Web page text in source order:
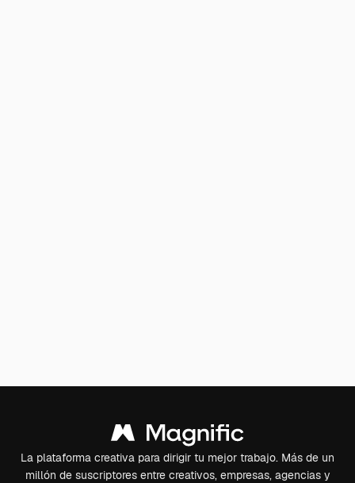
La plataforma creativa para dirigir tu mejor trabajo. Más de un
millón de suscriptores entre creativos, empresas, agencias y